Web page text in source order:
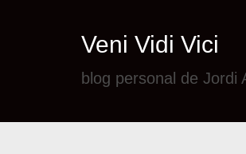
Veni Vidi Vici
blog personal de Jordi